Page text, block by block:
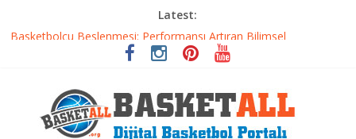
Latest:
Etkili Basketbol Antrenmanı Nasıl Olmalı
Basketbolcu Beslenmesi: Performansı Artıran Bilimsel
Iverson’dan Kyrie’e: Top Sürme Sanatının Dramatik Evrimi
Dünyanın En İyi Basketbol Takımı: Gerçek Şampiyon Kim?